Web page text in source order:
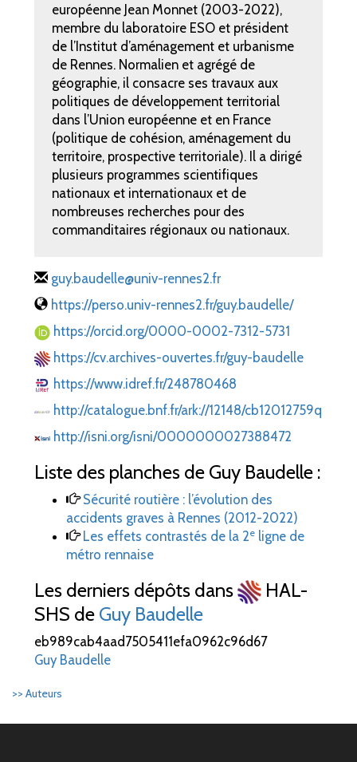
européenne Jean Monnet (2003-2022),
membre du laboratoire ESO et président
de l’Institut d’aménagement et urbanisme
de Rennes. Normalien et agrégé de
géographie, il consacre ses travaux aux
politiques de développement territorial
dans l’Union européenne et en France
(politique de cohésion, aménagement du
territoire, prospective territoriale). Il a dirigé
plusieurs programmes scientifiques
nationaux et internationaux et de
nombreuses recherches pour des
commanditaires régionaux ou nationaux.
guy.baudelle@univ-rennes2.fr
https://perso.univ-rennes2.fr/guy.baudelle/
https://orcid.org/0000-0002-7312-5731
https://cv.archives-ouvertes.fr/guy-baudelle
https://www.idref.fr/248780468
http://catalogue.bnf.fr/ark://12148/cb12012759q
http://isni.org/isni/0000000027388472
Liste des planches de Guy Baudelle :
Sécurité routière : l’évolution des
accidents graves à Rennes (2012-2022)
Les effets contrastés de la 2e ligne de
métro rennaise
Les derniers dépôts dans
HAL-
SHS de Guy Baudelle
eb989cab4aad7505411efa0962c96d67
Guy Baudelle
>> Auteurs